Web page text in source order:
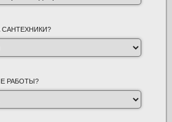
РАБОТЫ?